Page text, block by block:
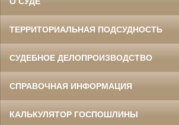
ТЕРРИТОРИАЛЬНАЯ ПОДСУДНОСТЬ
СУДЕБНОЕ ДЕЛОПРОИЗВОДСТВО
СПРАВОЧНАЯ ИНФОРМАЦИЯ
КАЛЬКУЛЯТОР ГОСПОШЛИНЫ